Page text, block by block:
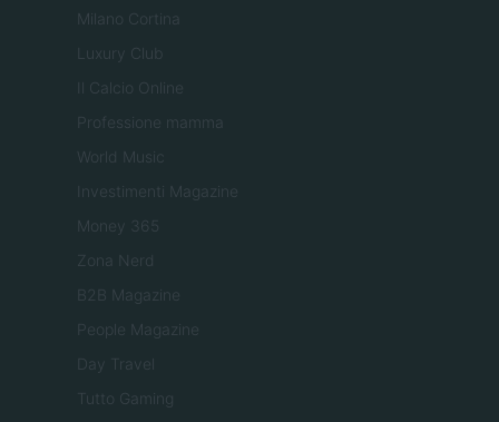
Milano Cortina
Luxury Club
Il Calcio Online
Professione mamma
World Music
Investimenti Magazine
Money 365
Zona Nerd
B2B Magazine
People Magazine
Day Travel
Tutto Gaming